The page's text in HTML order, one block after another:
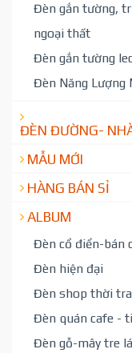
Đèn gắn tường,
ngoại thất
Đèn gắn tường
Đèn Năng Lượng
ĐÈN ĐƯỜNG-
MẪU MỚI
HÀNG BÁN SỈ
ALBUM
Đèn cổ điển-bán
Đèn hiện đại
Đèn shop thời
Đèn quán cafe -
Đèn gỗ-mây tre